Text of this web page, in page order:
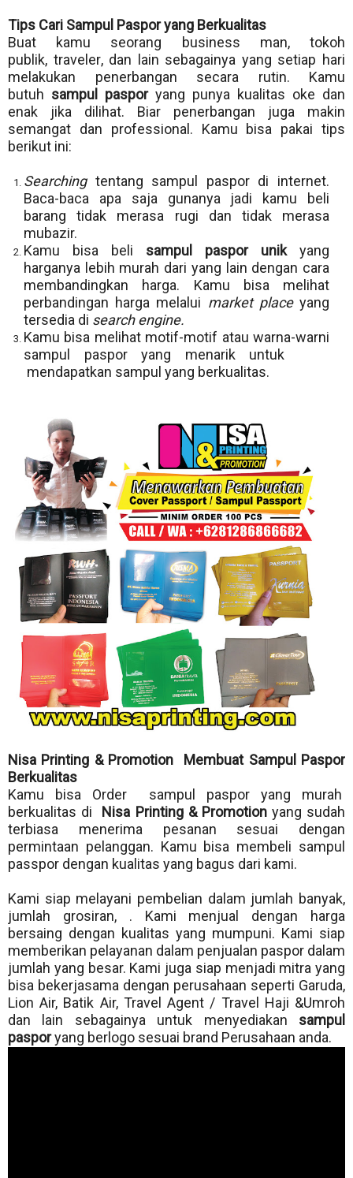
Tips Cari Sampul Paspor yang Berkualitas
Buat kamu seorang business man, tokoh
publik, traveler, dan lain sebagainya yang setiap hari
melakukan penerbangan secara rutin. Kamu
butuh sampul paspor yang punya kualitas oke dan
enak jika dilihat. Biar penerbangan juga makin
semangat dan professional. Kamu bisa pakai tips
berikut ini:
Searching tentang sampul paspor di internet.
Baca-baca apa saja gunanya jadi kamu beli
barang tidak merasa rugi dan tidak merasa
mubazir.
Kamu bisa beli sampul paspor unik yang
harganya lebih murah dari yang lain dengan cara
membandingkan harga. Kamu bisa melihat
perbandingan harga melalui market placeyang
tersedia di search engine.
Kamu bisa melihat motif-motif atau warna-warni
sampul paspor yang menarik untuk
mendapatkan sampul yang berkualitas.
Nisa Printing & Promotion Membuat Sampul Paspor
Berkualitas
Kamu bisa Order sampul paspor yang murah
berkualitas di
Nisa Printing & Promotion yang sudah
terbiasa menerima pesanan sesuai dengan
permintaan pelanggan. Kamu bisa membeli sampul
passpor dengan kualitas yang bagus dari kami.
Kami siap melayani pembelian dalam jumlah banyak,
jumlah grosiran, . Kami menjual dengan harga
bersaing dengan kualitas yang mumpuni. Kami siap
memberikan pelayanan dalam penjualan paspor dalam
jumlah yang besar. Kami juga siap menjadi mitra yang
bisa bekerjasama dengan perusahaan seperti Garuda,
Lion Air, Batik Air, Travel Agent / Travel Haji &Umroh
dan lain sebagainya untuk menyediakan sampul
pasporyang berlogo sesuai brand Perusahaan anda.